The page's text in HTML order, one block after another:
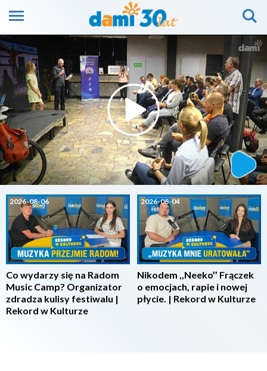
2026-08-06
Co wydarzy się na Radom
Music Camp? Organizator
zdradza kulisy festiwalu |
Rekord w Kulturze
2026-08-04
Nikodem ,,Neeko’’ Frączek
o emocjach, rapie i nowej
płycie. | Rekord w Kulturze